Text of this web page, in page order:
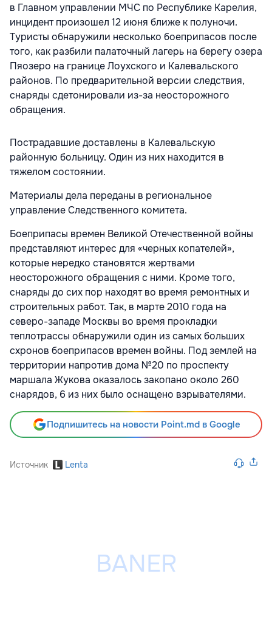
в Главном управлении МЧС по Республике Карелия,
инцидент произошел 12 июня ближе к полуночи.
Туристы обнаружили несколько боеприпасов после
того, как разбили палаточный лагерь на берегу озера
Пяозеро на границе Лоухского и Калевальского
районов. По предварительной версии следствия,
снаряды сдетонировали из-за неосторожного
обращения.
Пострадавшие доставлены в Калевальскую
районную больницу. Один из них находится в
тяжелом состоянии.
Материалы дела переданы в региональное
управление Следственного комитета.
Боеприпасы времен Великой Отечественной войны
представляют интерес для «черных копателей»,
которые нередко становятся жертвами
неосторожного обращения с ними. Кроме того,
снаряды до сих пор находят во время ремонтных и
строительных работ. Так, в марте 2010 года на
северо-западе Москвы во время прокладки
теплотрассы обнаружили один из самых больших
схронов боеприпасов времен войны. Под землей на
территории напротив дома №20 по проспекту
маршала Жукова оказалось закопано около 260
снарядов, 6 из них было оснащено взрывателями.
Подпишитесь на новости Point.md в Google
Источник Lenta